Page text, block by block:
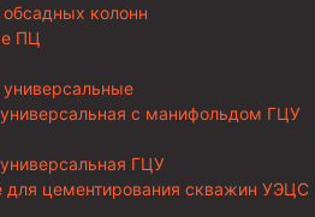
обсадных колонн
ПЦ
с манифольдом ГЦУ
ГЦУ
для цементирования скважин УЭЦС